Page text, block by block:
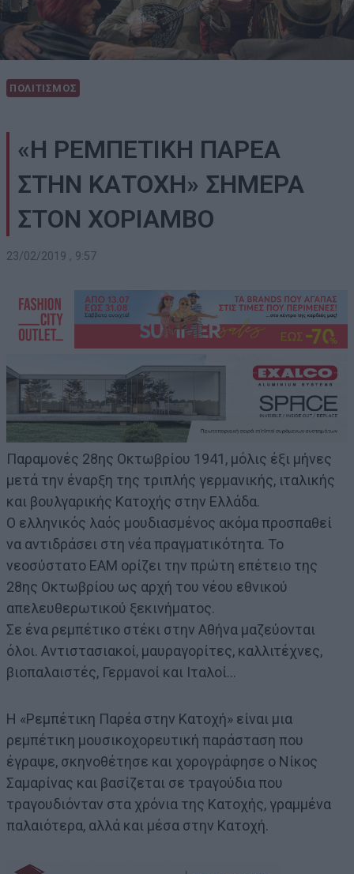
ΠΟΛΙΤΙΣΜΟΣ
«Η ΡΕΜΠΕΤΙΚΗ ΠΑΡΕΑ
ΣΤΗΝ ΚΑΤΟΧΗ» ΣΗΜΕΡΑ
ΣΤΟΝ ΧΟΡΙΑΜΒΟ
23/02/2019 , 9:57
Παραμονές 28ης Οκτωβρίου 1941, μόλις έξι μήνες
μετά την έναρξη της τριπλής γερμανικής, ιταλικής
και βουλγαρικής Κατοχής στην Ελλάδα.
Ο ελληνικός λαός μουδιασμένος ακόμα προσπαθεί
να αντιδράσει στη νέα πραγματικότητα. Το
νεοσύστατο ΕΑΜ ορίζει την πρώτη επέτειο της
28ης Οκτωβρίου ως αρχή του νέου εθνικού
απελευθερωτικού ξεκινήματος.
Σε ένα ρεμπέτικο στέκι στην Αθήνα μαζεύονται
όλοι. Αντιστασιακοί, μαυραγορίτες, καλλιτέχνες,
βιοπαλαιστές, Γερμανοί και Ιταλοί…
Η «Ρεμπέτικη Παρέα στην Κατοχή» είναι μια
ρεμπέτικη μουσικοχορευτική παράσταση που
έγραψε, σκηνοθέτησε και χορογράφησε ο Νίκος
Σαμαρίνας και βασίζεται σε τραγούδια που
τραγουδιόνταν στα χρόνια της Κατοχής, γραμμένα
παλαιότερα, αλλά και μέσα στην Κατοχή.